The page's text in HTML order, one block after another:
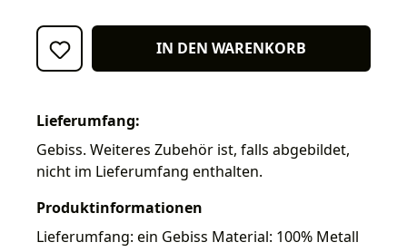
IN DEN WARENKORB
Lieferumfang:
Gebiss. Weiteres Zubehör ist, falls abgebildet,
nicht im Lieferumfang enthalten.
Produktinformationen
Lieferumfang: ein Gebiss Material: 100% Metall